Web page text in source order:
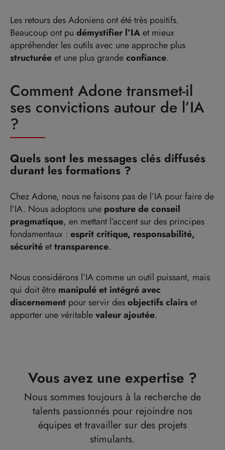
Les retours des Adoniens ont été très positifs.
Beaucoup ont pu démystifier l’IAet mieux
appréhender les outils avec une approche plus
structuréeet une plus grandeconfiance.
Comment Adone transmet-il
ses convictions autour de l’IA
?
Quels sont les messages clés diffusés
durant les formations ?
Chez Adone, nous ne faisons pas de l’IA pour faire de
l’IA. Nous adoptons une posture de conseil
pragmatique, en mettant l’accent sur des principes
fondamentaux : esprit critique, responsabilité,
sécuritéettransparence.
Nous considérons l’IA comme un outil puissant, mais
qui doit être manipulé et intégré avec
discernement pour servir desobjectifs clairset
apporter une véritablevaleur ajoutée.
Vous avez une expertise ?
Nous sommes toujours à la recherche de
talents passionnés pour rejoindre nos
équipes et travailler sur des projets
stimulants.